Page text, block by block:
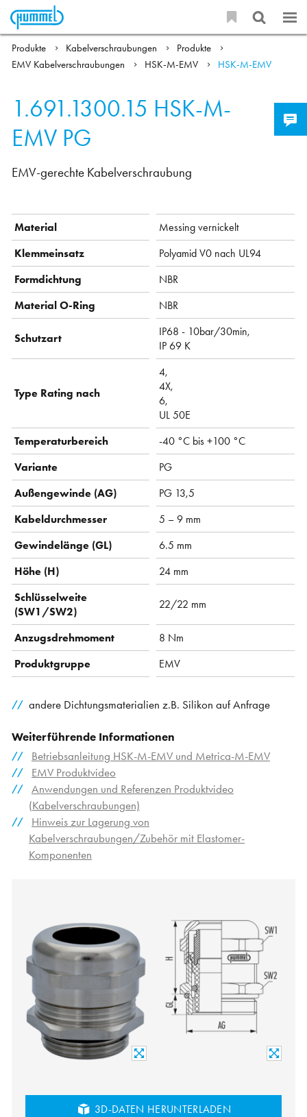
Produkte Kabelverschraubungen
Produkte
EMV Kabelverschraubungen
HSK-M-EMV HSK-M-EMV
1.691.1300.15 HSK-M-
EMV PG
EMV-gerechte Kabelverschraubung
Material
Messing vernickelt
Klemmeinsatz
Polyamid V0 nach UL94
Formdichtung
NBR
Material O-Ring
NBR
Schutzart
IP68 - 10bar/30min,
IP 69 K
Type Rating nach
4,
4X,
6,
UL 50E
Temperaturbereich
-40 °C bis +100 °C
Variante
PG
Außengewinde (AG)
PG 13,5
Kabeldurchmesser
5 – 9 mm
Gewindelänge (GL)
6.5 mm
Höhe (H)
24 mm
Schlüsselweite
(SW1/SW2)
22/22 mm
Anzugsdrehmoment
8 Nm
Produktgruppe
EMV
andere Dichtungsmaterialien z.B. Silikon auf Anfrage
Weiterführende Informationen
Betriebsanleitung HSK-M-EMV und Metrica-M-EMV
EMV Produktvideo
Anwendungen und Referenzen Produktvideo
(Kabelverschraubungen)
Hinweis zur Lagerung von
Kabelverschraubungen/Zubehör mit Elastomer-
Komponenten
3D-DATEN HERUNTERLADEN